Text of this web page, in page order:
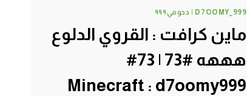
D7OOMY_999 | دحومي٩٩٩
ماين كرافت : القروي الدلوع
هههه #73 | 73#
Minecraft : d7oomy999